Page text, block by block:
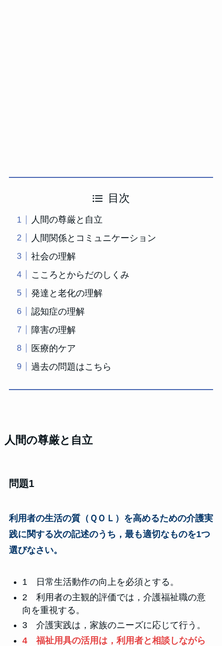
目次
人間の尊厳と自立
人間関係とコミュニケーション
社会の理解
こころとからだのしくみ
発達と老化の理解
認知症の理解
障害の理解
医療的ケア
過去の問題はこちら
人間の尊厳と自立
問題1
利用者の生活の質（ＱＯＬ）を高めるための介護実
践に関する次の記述のうち，最も適切なものを1つ
選びなさい。
1 日常生活動作の向上を必須とする。
2 利用者の主観的評価では，介護福祉職の意
向を重視する。
3 介護実践は，家族のニーズに応じて行う。
4 福祉用具の活用は，利用者と相談しながら